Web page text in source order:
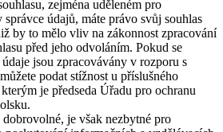
zejména uděleném pro
údajů, máte právo svůj souhlas
by to mělo vliv na zákonnost zpracování
před jeho odvoláním. Pokud se
jsou zpracovávány v rozporu s
podat stížnost u příslušného
je předseda Úřadu pro ochranu
je však nezbytné pro